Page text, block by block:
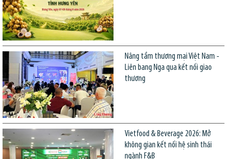
Nâng tầm thương mại Việt Nam -
Liên bang Nga qua kết nối giao
thương
Vietfood & Beverage 2026: Mở
không gian kết nối hệ sinh thái
ngành F&B